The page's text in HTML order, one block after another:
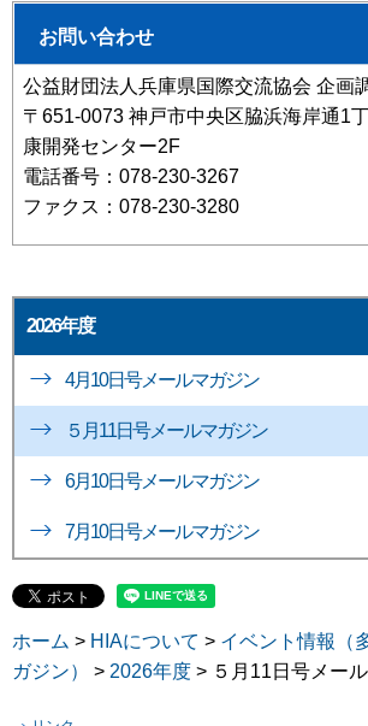
お問い合わせ
公益財団法人兵庫県国際交流協会 企画
〒651-0073 神戸市中央区脇浜海岸通1
康開発センター2F
電話番号：078-230-3267
ファクス：078-230-3280
2026年度
4月10日号メールマガジン
５月11日号メールマガジン
6月10日号メールマガジン
7月10日号メールマガジン
ホーム > HIAについて > イベント情報（
ガジン）
> 2026年度 > ５月11日号メー